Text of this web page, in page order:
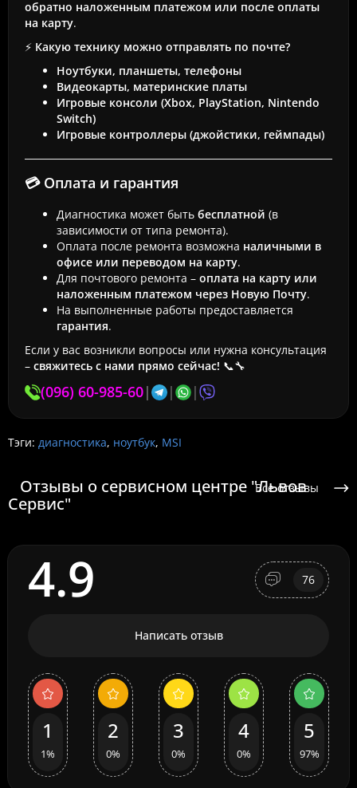
обратно наложенным платежом или после оплаты
на карту.
⚡ Какую технику можно отправлять по почте?
Ноутбуки, планшеты, телефоны
Видеокарты, материнские платы
Игровые консоли (Xbox, PlayStation, Nintendo
Switch)
Игровые контроллеры (джойстики, геймпады)
💳 Оплата и гарантия
Диагностика может быть бесплатной (в
зависимости от типа ремонта).
Оплата после ремонта возможна наличными в
офисе или переводом на карту.
Для почтового ремонта – оплата на карту или
наложенным платежом через Новую Почту.
На выполненные работы предоставляется
гарантия.
Если у вас возникли вопросы или нужна консультация
– свяжитесь с нами прямо сейчас! 📞🔧
(096) 60-985-60| | |
Тэги: диагностика, ноутбук, MSI
Отзывы о сервисном центре "Львов
Сервис"
Все отзывы
4.9 76
Написать отзыв
1
1%
2
0%
3
0%
4
0%
5
97%